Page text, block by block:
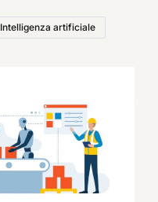
Intelligenza artificiale